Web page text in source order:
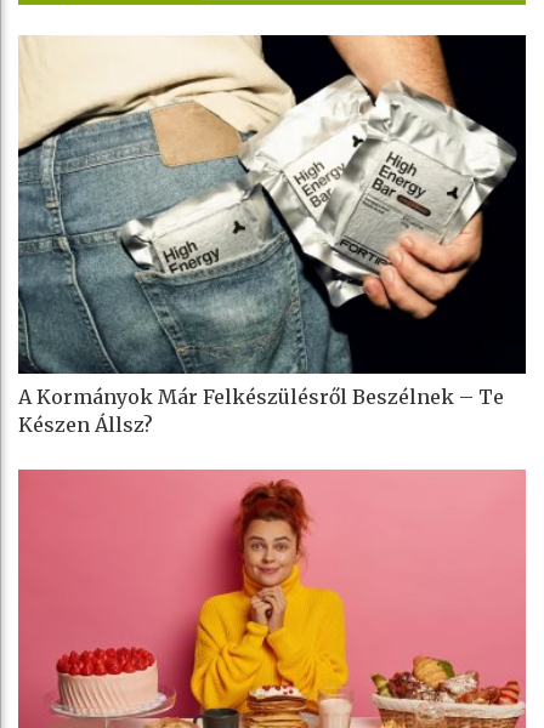
A Kormányok Már Felkészülésről Beszélnek – Te
Készen Állsz?